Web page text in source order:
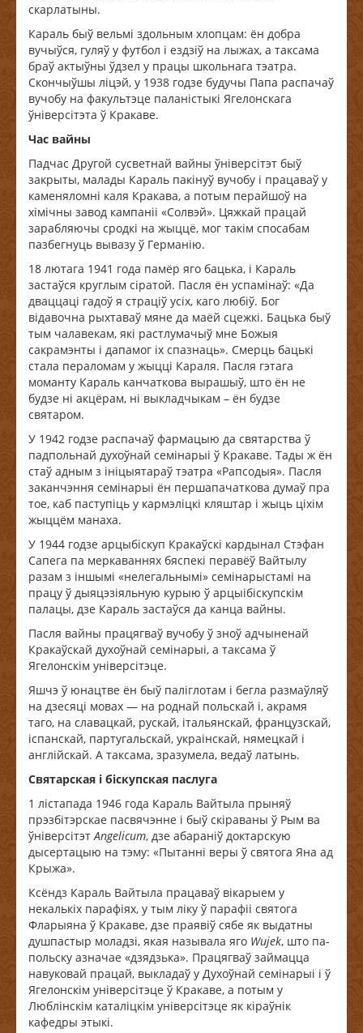
скарлатыны.
Караль быў вельмі здольным хлопцам: ён добра
вучыўся, гуляў у футбол і ездзіў на лыжах, а таксама
браў актыўны ўдзел у працы школьнага тэатра.
Скончыўшы ліцэй, у 1938 годзе будучы Папа распачаў
вучобу на факультэце паланістыкі Ягелонскага
ўніверсітэта ў Кракаве.
Час вайны
Падчас Другой сусветнай вайны ўніверсітэт быў
закрыты, малады Караль пакінуў вучобу і працаваў у
каменяломні каля Кракава, а потым перайшоў на
хімічны завод кампаніі «Солвэй». Цяжкай працай
зарабляючы сродкі на жыццё, мог такім спосабам
пазбегнуць вывазу ў Германію.
18 лютага 1941 года памёр яго бацька, і Караль
застаўся круглым сіратой. Пасля ён успамінаў: «Да
дваццаці гадоў я страціў усіх, каго любіў. Бог
відавочна рыхтаваў мяне да маёй сцежкі. Бацька быў
тым чалавекам, які растлумачыў мне Божыя
сакрамэнты і дапамог іх спазнаць». Смерць бацькі
стала пераломам у жыцці Караля. Пасля гэтага
моманту Караль канчаткова вырашыў, што ён не
будзе ні акцёрам, ні выкладчыкам – ён будзе
святаром.
У 1942 годзе распачаў фармацыю да святарства ў
падпольнай духоўнай семінарыі ў Кракаве. Тады ж ён
стаў адным з ініцыятараў тэатра «Рапсодыя». Пасля
заканчэння семінарыі ён першапачаткова думаў пра
тое, каб паступіць у кармэліцкі кляштар і жыць ціхім
жыццём манаха.
У 1944 годзе арцыбіскуп Кракаўскі кардынал Стэфан
Сапега па меркаваннях бяспекі перавёў Вайтылу
разам з іншымі «нелегальнымі» семінарыстамі на
працу ў дыяцэзіяльную курыю ў арцыібіскупскім
палацы, дзе Караль застаўся да канца вайны.
Пасля вайны працягваў вучобу ў зноў адчыненай
Кракаўскай духоўнай семінарыі, а таксама ў
Ягелонскім універсітэце.
Яшчэ ў юнацтве ён быў паліглотам і бегла размаўляў
на дзесяці мовах — на роднай польскай і, акрамя
таго, на славацкай, рускай, італьянскай, французскай,
іспанскай, партугальскай, украінскай, нямецкай і
англійскай. А таксама, зразумела, ведаў латынь.
Святарская і біскупская паслуга
1 лістапада 1946 года Караль Вайтыла прыняў
прэзбітэрскае пасвячэнне і быў скіраваны ў Рым ва
ўніверсітэтAngelicum, дзе абараніў доктарскую
дысертацыю на тэму: «Пытанні веры ў святога Яна ад
Крыжа».
Ксёндз Караль Вайтыла працаваў вікарыем у
некалькіх парафіях, у тым ліку ў парафіі святога
Фларыяна ў Кракаве, дзе праявіў сябе як выдатны
душпастыр моладзі, якая называла яго Wujek, што па-
польску азначае «дзядзька». Працягваў займацца
навуковай працай, выкладаў у Духоўнай семінарыі і ў
Ягелонскім універсітэце ў Кракаве, а потым у
Люблінскім каталіцкім універсітэце як кіраўнік
кафедры этыкі.